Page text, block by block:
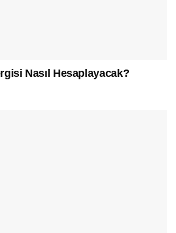
Nasıl Hesaplayacak?